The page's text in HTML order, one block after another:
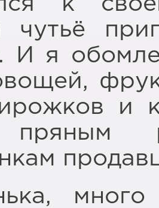
чутьё
И я
и
пряным